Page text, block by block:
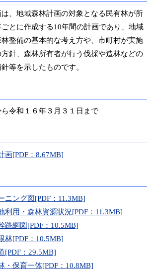
、地域森林計画の対象となる民有林が所
とに作成する10年間の計画であり、地域
整備の基本的な考え方や、市町村が実施
針、森林所有者が行う伐採や造林などの
等を示したものです。
令和１６年３月３１日まで
画[PDF：8.67MB]
ング図[PDF：11.3MB]
用・森林資源状況[PDF：11.3MB]
網図[PDF：10.5MB]
[PDF：10.5MB]
：29.5MB]
保育一体[PDF：10.8MB]